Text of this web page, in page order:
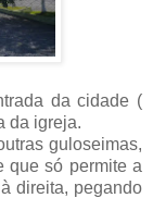
da cidade (
da igreja.
guloseimas,
que só permite a
direita, pegando